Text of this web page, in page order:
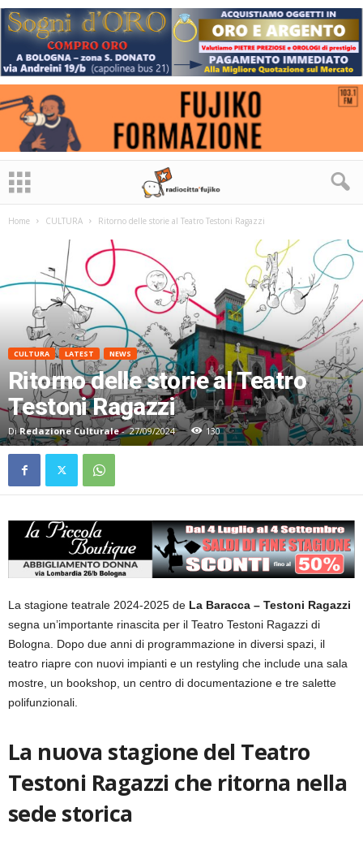
Home CULTURA Ritorno delle storie al Teatro Testoni Ragazzi
CULTURA LATEST NEWS
Ritorno delle storie al Teatro
Testoni Ragazzi
Di Redazione Culturale- 27/09/2024 130
La stagione teatrale 2024-2025 de La Baracca – Testoni Ragazzi
segna un’importante rinascita per il Teatro Testoni Ragazzi di
Bologna. Dopo due anni di programmazione in diversi spazi, il
teatro riapre con nuovi impianti e un restyling che include una sala
mostre, un bookshop, un centro di documentazione e tre salette
polifunzionali.
La nuova stagione del Teatro
Testoni Ragazzi che ritorna nella
sede storica